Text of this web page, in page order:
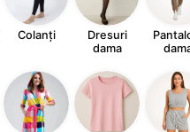
Colanți
Dresuri
dama